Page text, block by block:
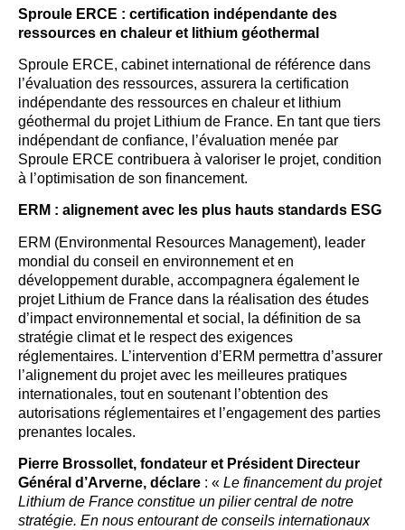
Sproule ERCE : certification indépendante des
ressources en chaleur et lithium géothermal
Sproule ERCE, cabinet international de référence dans
l’évaluation des ressources, assurera la certification
indépendante des ressources en chaleur et lithium
géothermal du projet Lithium de France. En tant que tiers
indépendant de confiance, l’évaluation menée par
Sproule ERCE contribuera à valoriser le projet, condition
à l’optimisation de son financement.
ERM : alignement avec les plus hauts standards ESG
ERM (Environmental Resources Management), leader
mondial du conseil en environnement et en
développement durable, accompagnera également le
projet Lithium de France dans la réalisation des études
d’impact environnemental et social, la définition de sa
stratégie climat et le respect des exigences
réglementaires. L’intervention d’ERM permettra d’assurer
l’alignement du projet avec les meilleures pratiques
internationales, tout en soutenant l’obtention des
autorisations réglementaires et l’engagement des parties
prenantes locales.
Pierre Brossollet, fondateur et Président Directeur
Général d’Arverne, déclare : « Le financement du projet
Lithium de France constitue un pilier central de notre
stratégie. En nous entourant de conseils internationaux